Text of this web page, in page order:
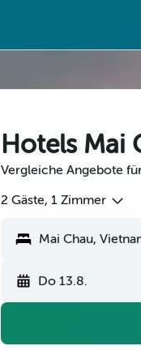
Hotels Mai
Vergleiche Angebote
2 Gäste, 1 Zimmer
Do 13.8.